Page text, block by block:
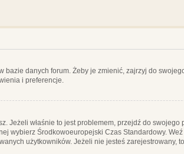
danych forum. Żeby je zmienić, zajrzyj do
i preferencje.
Jeżeli właśnie to jest problemem, przejdź do swojego
wybierz Środkowoeuropejski Czas Standardowy.
użytkowników. Jeżeli nie jesteś zarejestrowany,